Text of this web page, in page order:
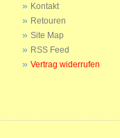
Kontakt
Retouren
Site Map
RSS Feed
Vertrag widerrufen